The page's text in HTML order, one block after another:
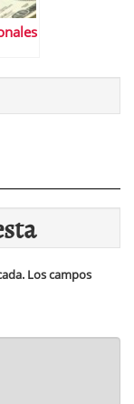
Los campos